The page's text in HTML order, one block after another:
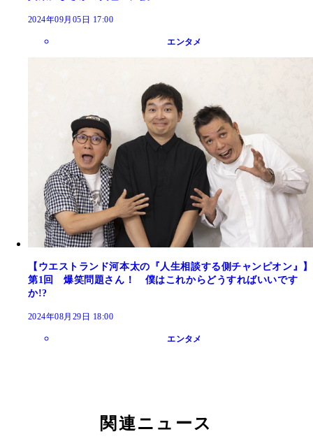
2024年09月05日 17:00
エンタメ
【ウエストランド河本太の『人生相談する側チャンピオン』】
第1回 爆笑問題さん！ 僕はこれからどうすればいいです
か!?
2024年08月29日 18:00
エンタメ
関連ニュース